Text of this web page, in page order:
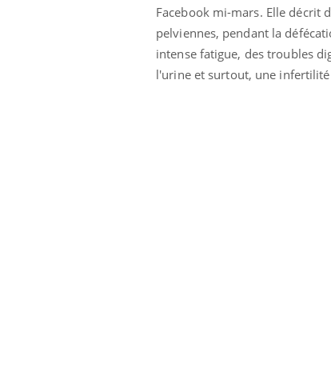
Facebook mi-mars. Elle décrit
pelviennes, pendant la
intense fatigue, des troubles
l'urine et surtout, une